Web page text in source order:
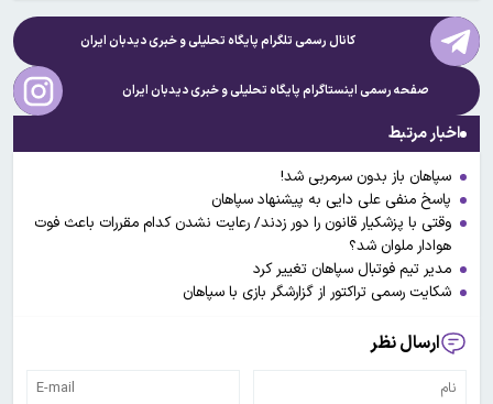
کانال رسمی تلگرام پایگاه تحلیلی و خبریدیدبان ایران
صفحه رسمی اینستاگرام پایگاه تحلیلی و خبریدیدبان ایران
اخبار مرتبط
سپاهان باز بدون سرمربی شد!
پاسخ منفی علی دایی به پیشنهاد سپاهان
وقتی با پزشکیار قانون را دور زدند/ رعایت نشدن کدام مقررات باعث فوت
هوادار ملوان شد؟
مدیر تیم فوتبال سپاهان تغییر کرد
شکایت رسمی تراکتور از گزارشگر بازی با سپاهان
ارسال نظر